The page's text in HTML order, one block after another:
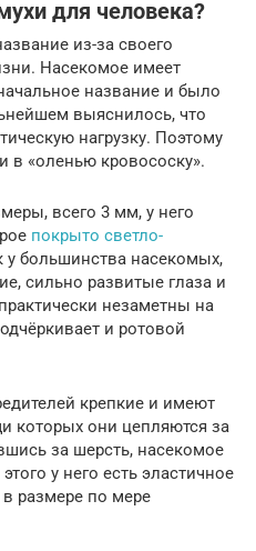
для человека?
из-за своего
Насекомое имеет
название и было
выяснилось, что
нагрузку. Поэтому
в «оленью кровососку».
всего 3 мм, у него
покрыто светло-
у большинства насекомых,
сильно развитые глаза и
незаметны на
и ротовой
крепкие и имеют
которых они цепляются за
за шерсть, насекомое
у него есть эластичное
размере по мере